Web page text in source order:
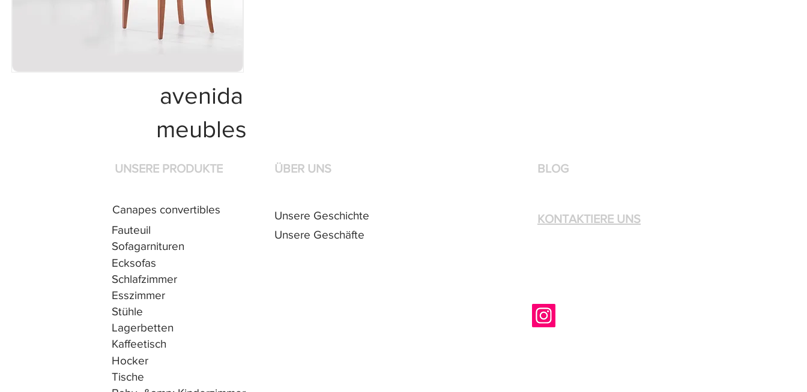
avenida
meubles
UNSERE PRODUKTE
Canapes convertibles
Fauteuil
Sofagarnituren
ÜBER UNS
Unsere Geschichte
Unsere Geschäfte
Ecksofas
Schlafzimmer
BLOG
KONTAKTIERE UNS
Esszimmer
Stühle
Lagerbetten
Kaffeetisch
Hocker
Tische